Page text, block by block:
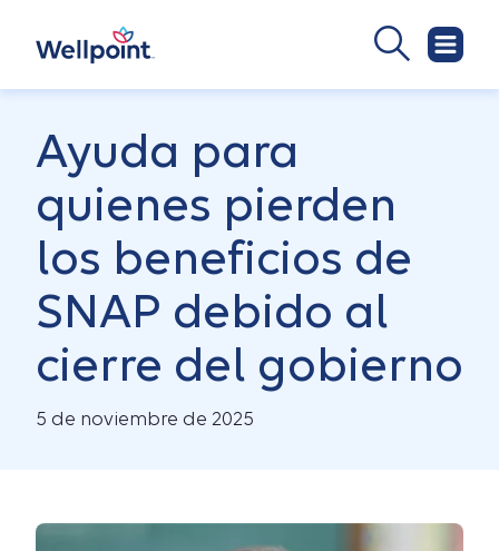
Ayuda para
quienes pierden
los beneficios de
SNAP debido al
cierre del gobierno
5 de noviembre de 2025